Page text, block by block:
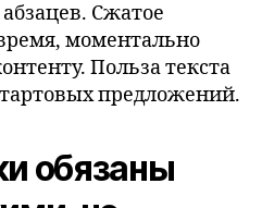
Сжатое
моментально
Польза текста
предложений.
обязаны